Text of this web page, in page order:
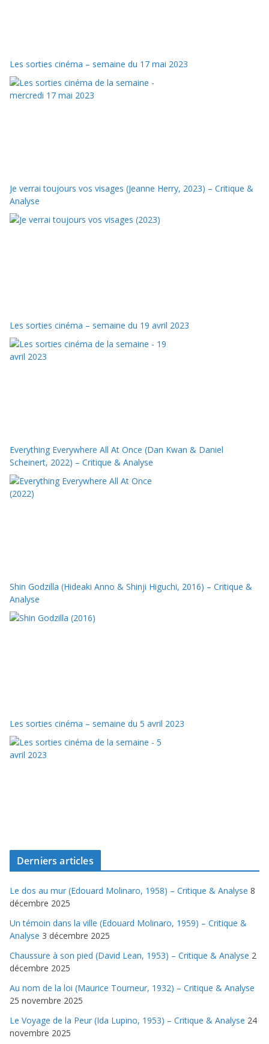
Les sorties cinéma – semaine du 17 mai 2023
Je verrai toujours vos visages (Jeanne Herry, 2023) – Critique &
Analyse
Les sorties cinéma – semaine du 19 avril 2023
Everything Everywhere All At Once (Dan Kwan & Daniel
Scheinert, 2022) – Critique & Analyse
Shin Godzilla (Hideaki Anno & Shinji Higuchi, 2016) – Critique &
Analyse
Les sorties cinéma – semaine du 5 avril 2023
Derniers articles
Le dos au mur (Edouard Molinaro, 1958) – Critique & Analyse 8
décembre 2025
Un témoin dans la ville (Edouard Molinaro, 1959) – Critique &
Analyse 3 décembre 2025
Chaussure à son pied (David Lean, 1953) – Critique & Analyse 2
décembre 2025
Au nom de la loi (Maurice Tourneur, 1932) – Critique & Analyse
25 novembre 2025
Le Voyage de la Peur (Ida Lupino, 1953) – Critique & Analyse 24
novembre 2025